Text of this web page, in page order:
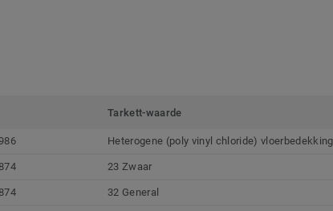
Tarkett-waarde
Heterogene (poly vinyl chloride) vloerbedekking
23 Zwaar
32 General